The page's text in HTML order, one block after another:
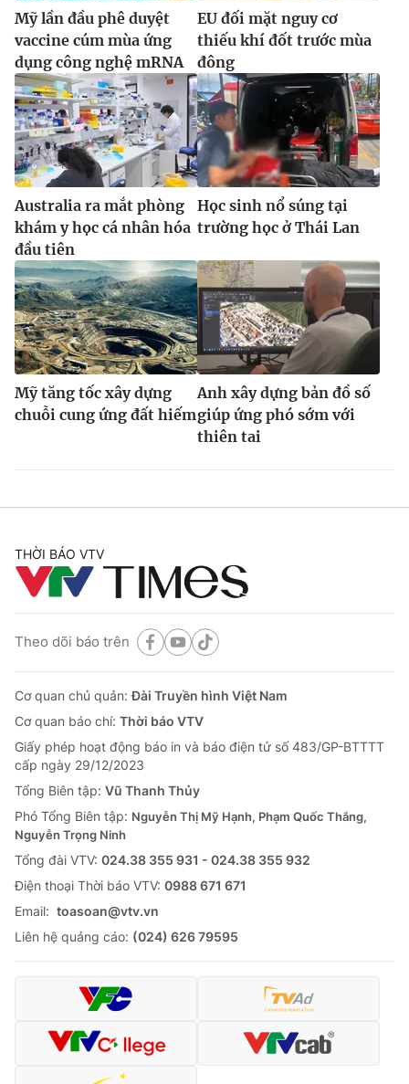
Mỹ lần đầu phê duyệt
vaccine cúm mùa ứng
dụng công nghệ mRNA
EU đối mặt nguy cơ
thiếu khí đốt trước mùa
đông
Australia ra mắt phòng
khám y học cá nhân hóa
đầu tiên
Học sinh nổ súng tại
trường học ở Thái Lan
Mỹ tăng tốc xây dựng
chuỗi cung ứng đất hiếm
Anh xây dựng bản đồ số
giúp ứng phó sớm với
thiên tai
THỜI BÁO VTV
Theo dõi báo trên
Cơ quan chủ quản:Đài Truyền hình Việt Nam
Cơ quan báo chí: Thời báo VTV
Giấy phép hoạt động báo in và báo điện tử số 483/GP-BTTTT
cấp ngày 29/12/2023
Tổng Biên tập: Vũ Thanh Thủy
Phó Tổng Biên tập: Nguyễn Thị Mỹ Hạnh, Phạm Quốc Thắng,
Nguyễn Trọng Ninh
Tổng đài VTV: 024.38 355 931 - 024.38 355 932
Ðiện thoại Thời báo VTV: 0988 671 671
Email: toasoan@vtv.vn
Liên hệ quảng cáo: (024) 626 79595